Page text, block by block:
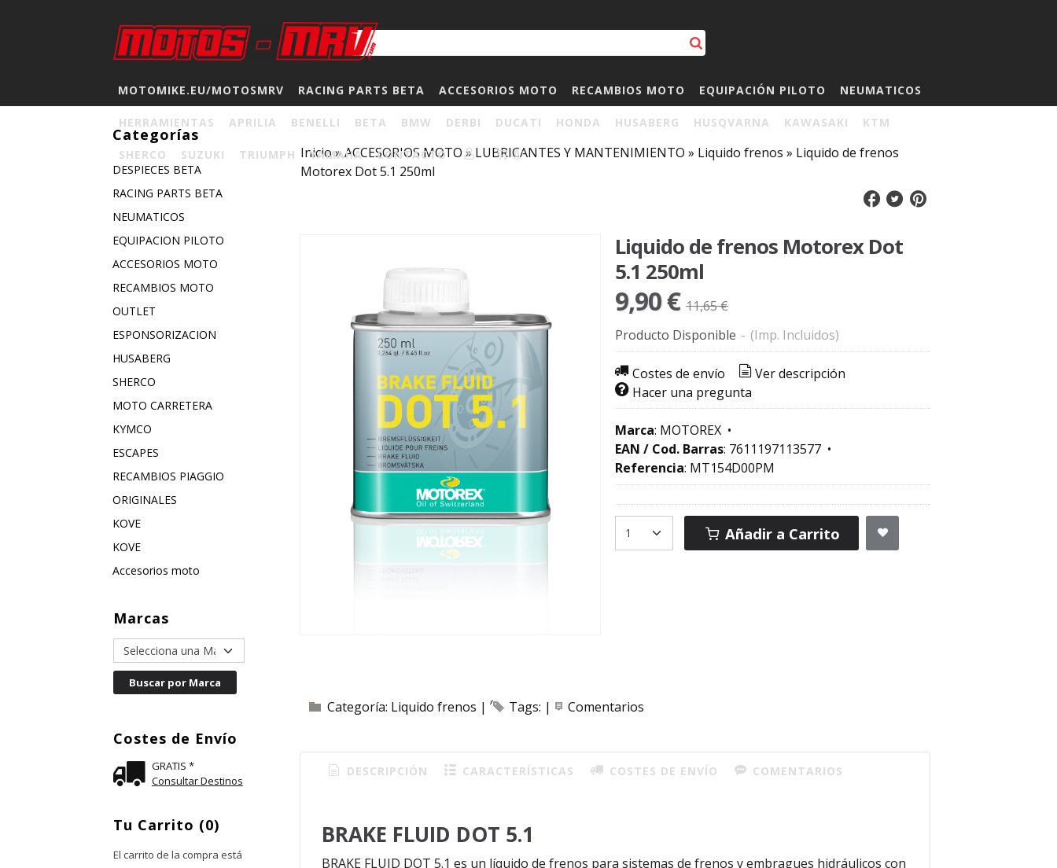
MOTOMIKE.EU/MOTOSMRV RACING PARTS BETA ACCESORIOS MOTO RECAMBIOS MOTO EQUIPACIÓN PILOTO NEUMATICOS
HERRAMIENTAS APRILIA BENELLI BETA BMW DERBI DUCATI HONDA HUSABERG HUSQVARNA KAWASAKI KTM
SHERCO SUZUKI TRIUMPH YAMAHA CONTACTO 0
Categorías
DESPIECES BETA
RACING PARTS BETA
NEUMATICOS
EQUIPACION PILOTO
ACCESORIOS MOTO
RECAMBIOS MOTO
OUTLET
ESPONSORIZACION
HUSABERG
SHERCO
MOTO CARRETERA
KYMCO
ESCAPES
RECAMBIOS PIAGGIO
ORIGINALES
KOVE
KOVE
Accesorios moto
Marcas
Costes de Envío
GRATIS *
Consultar Destinos
Tu Carrito (0)
El carrito de la compra está
Inicio»ACCESORIOS MOTO»LUBRICANTES Y MANTENIMIENTO » Liquido frenos » Liquido de frenos
Motorex Dot 5.1 250ml
Liquido de frenos Motorex Dot
5.1 250ml
9,90 € 11,65 €
Producto Disponible - (Imp. Incluidos)
Costes de envío
Ver descripción
Hacer una pregunta
Marca: MOTOREX•
EAN / Cod. Barras: 7611197113577•
Referencia: MT154D00PM
Añadir a Carrito
Categoría: Liquido frenos | Tags: | Comentarios
DESCRIPCIÓN CARACTERÍSTICAS COSTES DE ENVÍO COMENTARIOS
BRAKE FLUID DOT 5.1
BRAKE FLUID DOT 5.1 es un líquido de frenos para sistemas de frenos y embragues hidráulicos con